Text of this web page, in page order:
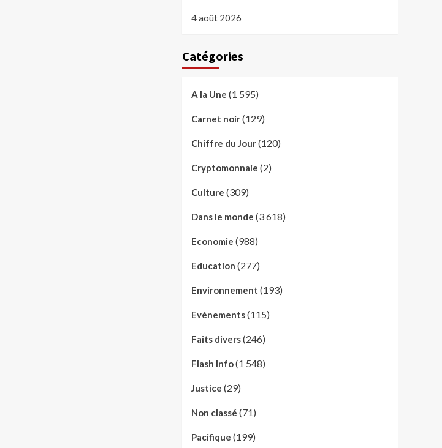
4 août 2026
Catégories
A la Une (1 595)
Carnet noir(129)
Chiffre du Jour(120)
Cryptomonnaie (2)
Culture (309)
Dans le monde (3 618)
Economie (988)
Education (277)
Environnement (193)
Evénements(115)
Faits divers(246)
Flash Info(1 548)
Justice (29)
Non classé (71)
Pacifique (199)